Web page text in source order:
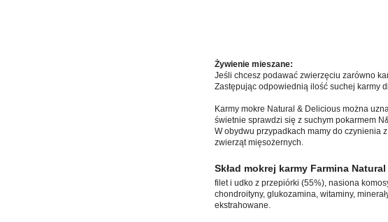
Żywienie mieszane:
Jeśli chcesz podawać zwierzęciu zarówno
Zastępując odpowiednią ilość suchej karmy
Karmy mokre Natural & Delicious można
świetnie sprawdzi się z suchym pokarmem
W obydwu przypadkach mamy do czynienia
zwierząt mięsożernych.
Skład mokrej karmy Farmina
filet i udko z przepiórki (55%), nasiona
chondroityny, glukozamina, witaminy,
ekstrahowane.